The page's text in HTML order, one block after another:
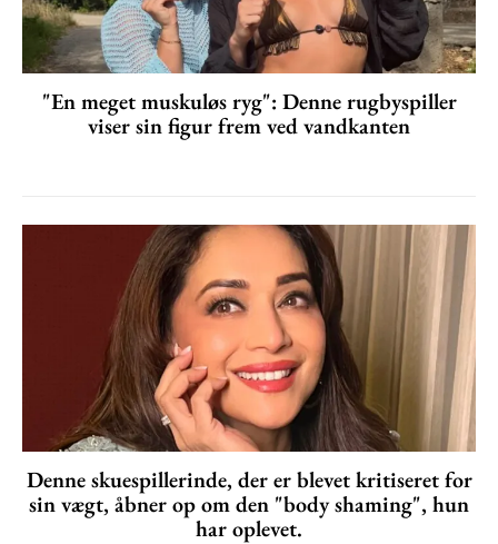
"En meget muskuløs ryg": Denne rugbyspiller
viser sin figur frem ved vandkanten
Denne skuespillerinde, der er blevet kritiseret for
sin vægt, åbner op om den "body shaming", hun
har oplevet.